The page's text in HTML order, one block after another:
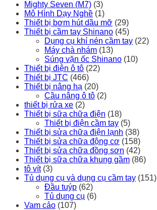
Mighty Seven (M7) (3)
Mô Hình Dạy Nghề (1)
Thiết bị bơm hút dầu mỡ (29)
Thiết bị cầm tay Shinano (45)
Dụng cụ khí nén cầm tay (22)
Máy chà nhám (13)
Súng vặn ốc Shinano (10)
Thiết bị điện ô tô (22)
Thiết bị JTC (466)
Thiết bị nâng hạ (20)
Cầu nâng ô tô (2)
thiết bị rửa xe (2)
Thiết bị sữa chữa điện (18)
Thiết bị điện cầm tay (5)
Thiết bị sửa chữa điện lạnh (38)
Thiết bị sửa chữa động cơ (158)
Thiết bị sửa chữa đồng sơn (42)
Thiết bị sữa chữa khung gầm (86)
tô vít (3)
Tủ dụng cụ và dụng cụ cầm tay (151)
Đầu tuýp (62)
Tủ dụng cụ (6)
Vam cảo (107)